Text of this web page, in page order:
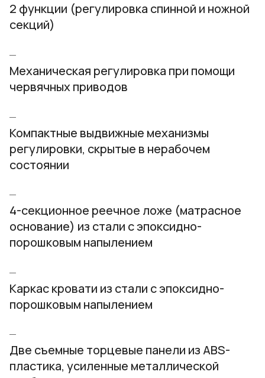
2 функции (регулировка спинной и ножной
секций)
Механическая регулировка при помощи
червячных приводов
Компактные выдвижные механизмы
регулировки, скрытые в нерабочем
состоянии
4-секционное реечное ложе (матрасное
основание) из стали с эпоксидно-
порошковым напылением
Каркас кровати из стали с эпоксидно-
порошковым напылением
Две съемные торцевые панели из ABS-
пластика, усиленные металлической